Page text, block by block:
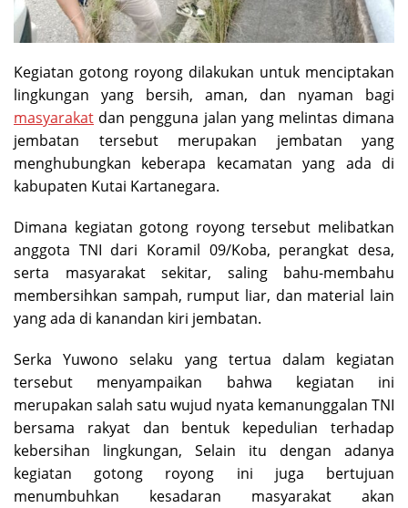
Kegiatan gotong royong dilakukan untuk menciptakan
lingkungan yang bersih, aman, dan nyaman bagi
masyarakat dan pengguna jalan yang melintas dimana
jembatan tersebut merupakan jembatan yang
menghubungkan keberapa kecamatan yang ada di
kabupaten Kutai Kartanegara.
Dimana kegiatan gotong royong tersebut melibatkan
anggota TNI dari Koramil 09/Koba, perangkat desa,
serta masyarakat sekitar, saling bahu-membahu
membersihkan sampah, rumput liar, dan material lain
yang ada di kanandan kiri jembatan.
Serka Yuwono selaku yang tertua dalam kegiatan
tersebut menyampaikan bahwa kegiatan ini
merupakan salah satu wujud nyata kemanunggalan TNI
bersama rakyat dan bentuk kepedulian terhadap
kebersihan lingkungan, Selain itu dengan adanya
kegiatan gotong royong ini juga bertujuan
menumbuhkan kesadaran masyarakat akan